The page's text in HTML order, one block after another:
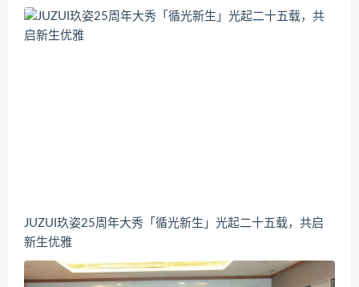
JUZUI玖姿25周年大秀「循光新生」光起二十五载，共启
新生优雅